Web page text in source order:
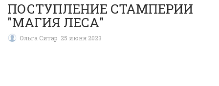
ПОСТУПЛЕНИЕ СТАМПЕРИИ
"МАГИЯ ЛЕСА"
Ольга Ситар 25 июня 2023